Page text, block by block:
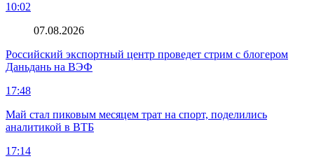
10:02
07.08.2026
Российский экспортный центр проведет стрим с блогером
Даньдань на ВЭФ
17:48
Май стал пиковым месяцем трат на спорт, поделились
аналитикой в ВТБ
17:14